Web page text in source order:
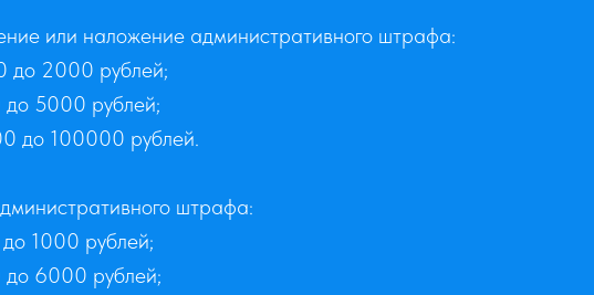
или наложение административного штрафа:
до 2000 рублей;
5000 рублей;
до 100000 рублей.
штрафа:
1000 рублей;
6000 рублей;